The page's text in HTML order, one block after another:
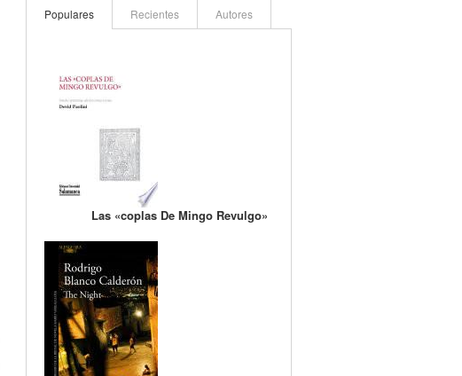
Populares Recientes Autores
Las «coplas De Mingo Revulgo»